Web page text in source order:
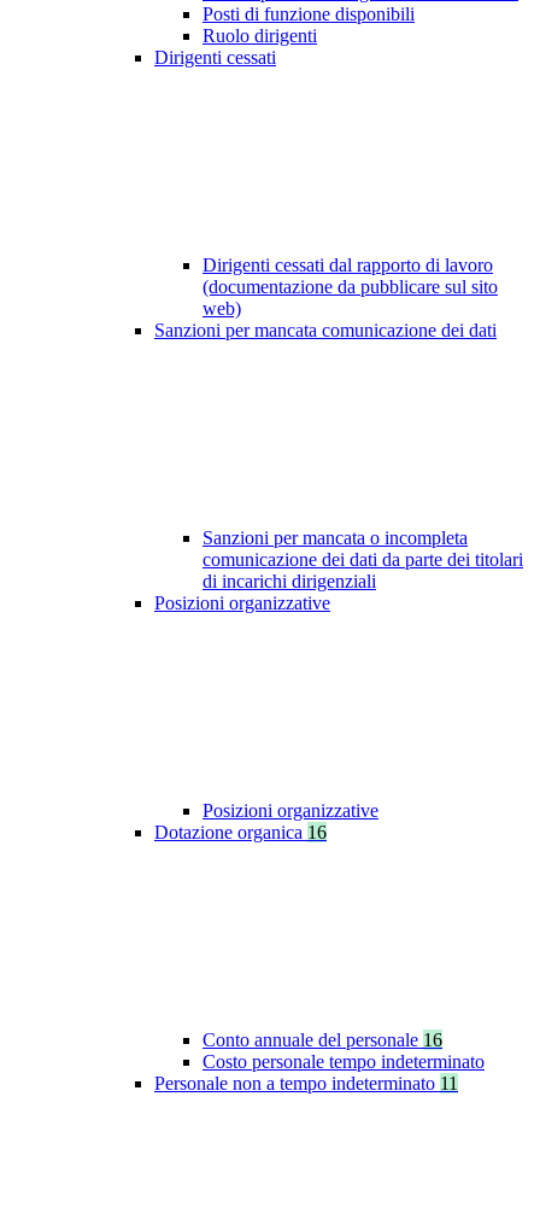
Posti di funzione disponibili
Ruolo dirigenti
Dirigenti cessati
Dirigenti cessati dal rapporto di lavoro
(documentazione da pubblicare sul sito
web)
Sanzioni per mancata comunicazione dei dati
Sanzioni per mancata o incompleta
comunicazione dei dati da parte dei titolari
di incarichi dirigenziali
Posizioni organizzative
Posizioni organizzative
Dotazione organica 16
Conto annuale del personale 16
Costo personale tempo indeterminato
Personale non a tempo indeterminato 11